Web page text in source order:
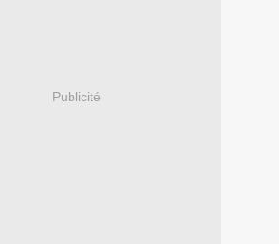
Publicité